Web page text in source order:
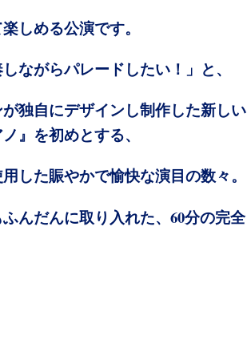
しめる公演です。
しながらパレードしたい！」と、
独自にデザインし制作した新しい
』を初めとする、
した賑やかで愉快な演目の数々。
んだんに取り入れた、 60分の完全